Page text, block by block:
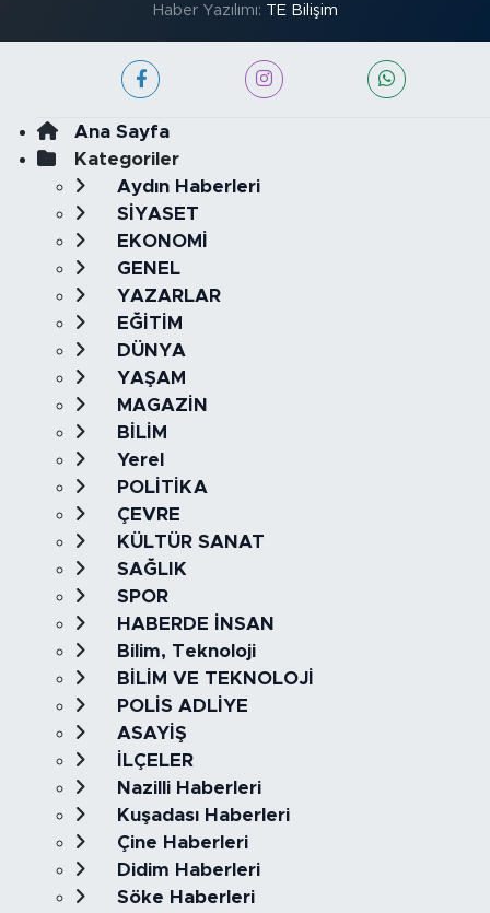
Haber Yazılımı: TE Bilişim
Ana Sayfa
Kategoriler
Aydın Haberleri
SİYASET
EKONOMİ
GENEL
YAZARLAR
EĞİTİM
DÜNYA
YAŞAM
MAGAZİN
BİLİM
Yerel
POLİTİKA
ÇEVRE
KÜLTÜR SANAT
SAĞLIK
SPOR
HABERDE İNSAN
Bilim, Teknoloji
BİLİM VE TEKNOLOJİ
POLİS ADLİYE
ASAYİŞ
İLÇELER
Nazilli Haberleri
Kuşadası Haberleri
Çine Haberleri
Didim Haberleri
Söke Haberleri